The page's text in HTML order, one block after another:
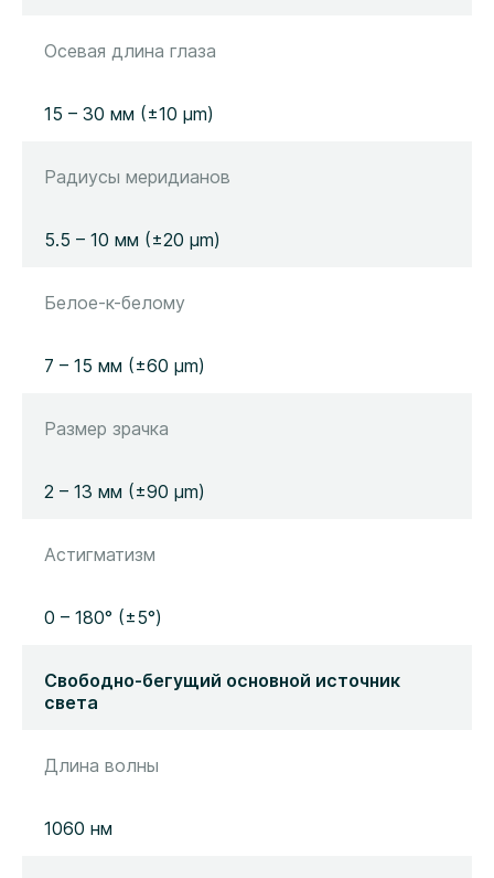
Осевая длина глаза
15 – 30 мм (±10 µm)
Радиусы меридианов
5.5 – 10 мм (±20 µm)
Белое-к-белому
7 – 15 мм (±60 µm)
Размер зрачка
2 – 13 мм (±90 µm)
Астигматизм
0 – 180° (±5°)
Свободно-бегущий основной источник
света
Длина волны
1060 нм